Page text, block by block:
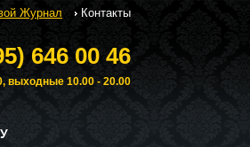
Журнал Контакты
646 00 46
10.00 - 20.00